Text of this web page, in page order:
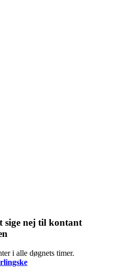
sige nej til kontant
i alle døgnets timer.